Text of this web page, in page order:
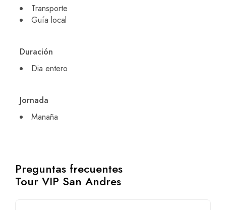
Transporte
Guía local
Duración
Dia entero
Jornada
Manaña
Preguntas frecuentes
Tour VIP San Andres